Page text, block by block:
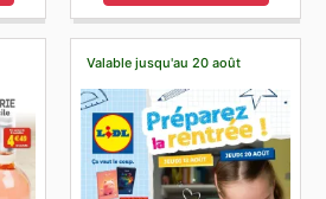
Valable jusqu'au 20 août